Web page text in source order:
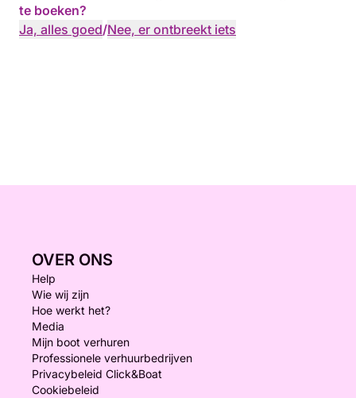
te boeken?
Ja, alles goed/Nee, er ontbreekt iets
OVER ONS
Help
Wie wij zijn
Hoe werkt het?
Media
Mijn boot verhuren
Professionele verhuurbedrijven
Privacybeleid Click&Boat
Cookiebeleid